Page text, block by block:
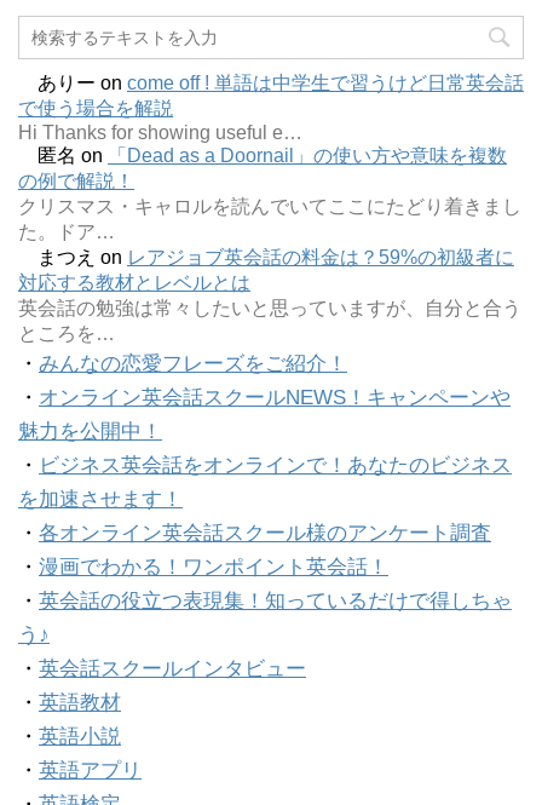
ありー on come off ! 単語は中学生で習うけど日常英会話
で使う場合を解説
Hi Thanks for showing useful e…
匿名 on
「Dead as a Doornail」の使い方や意味を複数
の例で解説！
クリスマス・キャロルを読んでいてここにたどり着きまし
た。ドア…
まつえ on レアジョブ英会話の料金は？59%の初級者に
対応する教材とレベルとは
英会話の勉強は常々したいと思っていますが、自分と合う
ところを…
・ みんなの恋愛フレーズをご紹介！
・ オンライン英会話スクールNEWS！キャンペーンや
魅力を公開中！
・ ビジネス英会話をオンラインで！あなたのビジネス
を加速させます！
・ 各オンライン英会話スクール様のアンケート調査
・ 漫画でわかる！ワンポイント英会話！
・ 英会話の役立つ表現集！知っているだけで得しちゃ
う♪
・ 英会話スクールインタビュー
・ 英語教材
・ 英語小説
・ 英語アプリ